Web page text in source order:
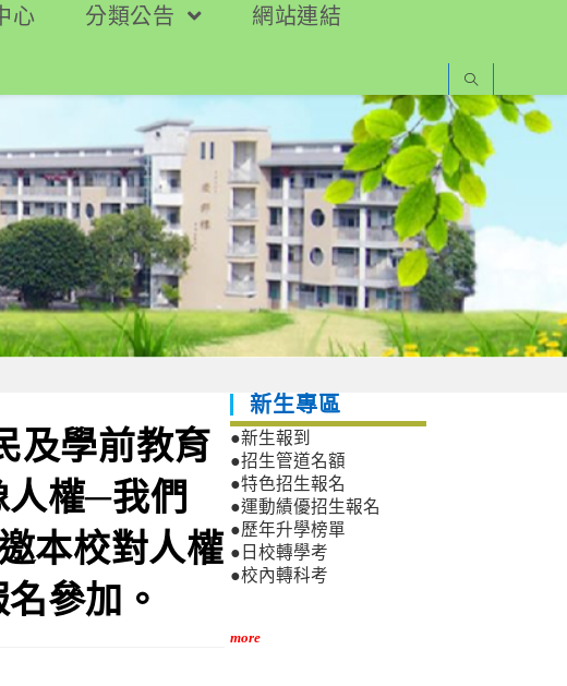
心 分類公告
網站連結
及學前教育
人權─我們
本校對人權
參加。
新生專區
●新生報到
●招生管道名額
●特色招生報名
●運動績優招生報名
●歷年升學榜單
●日校轉學考
●校內轉科考
more